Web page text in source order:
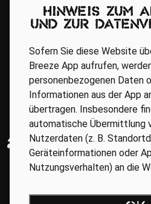
Hinweis zum
und zur
Sofern Sie diese Website
Breeze App aufrufen,
personenbezogenen Daten
Informationen aus der App
übertragen. Insbesondere
automatische Übermittlung
Nutzerdaten (z. B.
Geräteinformationen oder
Nutzungsverhalten) an die